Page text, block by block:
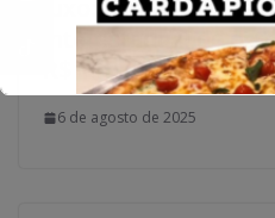
luxo: Polícia
interestadual de
R$ 1 milhão
6 de agosto de 2025